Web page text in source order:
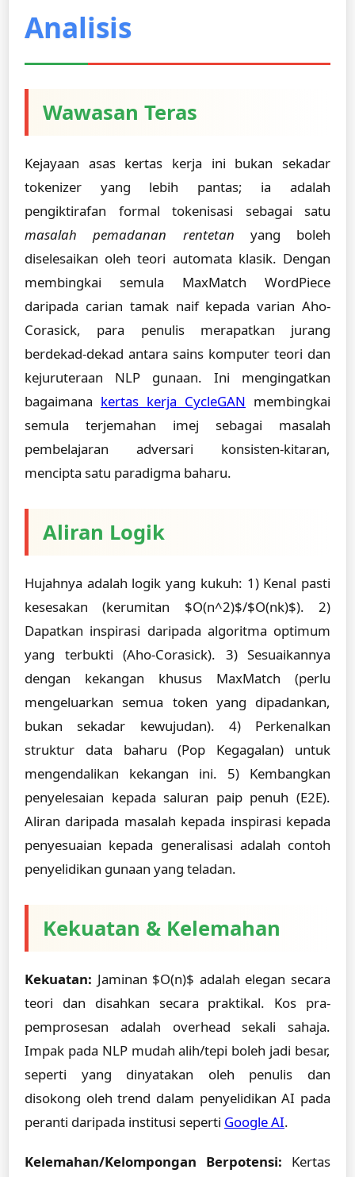
Analisis
Wawasan Teras
Kejayaan asas kertas kerja ini bukan sekadar
tokenizer yang lebih pantas; ia adalah
pengiktirafan formal tokenisasi sebagai satu
masalah pemadanan rentetan yang boleh
diselesaikan oleh teori automata klasik. Dengan
membingkai semula MaxMatch WordPiece
daripada carian tamak naif kepada varian Aho-
Corasick, para penulis merapatkan jurang
berdekad-dekad antara sains komputer teori dan
kejuruteraan NLP gunaan. Ini mengingatkan
bagaimana kertas kerja CycleGAN membingkai
semula terjemahan imej sebagai masalah
pembelajaran adversari konsisten-kitaran,
mencipta satu paradigma baharu.
Aliran Logik
Hujahnya adalah logik yang kukuh: 1) Kenal pasti
kesesakan (kerumitan $O(n^2)$/$O(nk)$). 2)
Dapatkan inspirasi daripada algoritma optimum
yang terbukti (Aho-Corasick). 3) Sesuaikannya
dengan kekangan khusus MaxMatch (perlu
mengeluarkan semua token yang dipadankan,
bukan sekadar kewujudan). 4) Perkenalkan
struktur data baharu (Pop Kegagalan) untuk
mengendalikan kekangan ini. 5) Kembangkan
penyelesaian kepada saluran paip penuh (E2E).
Aliran daripada masalah kepada inspirasi kepada
penyesuaian kepada generalisasi adalah contoh
penyelidikan gunaan yang teladan.
Kekuatan & Kelemahan
Kekuatan: Jaminan $O(n)$ adalah elegan secara
teori dan disahkan secara praktikal. Kos pra-
pemprosesan adalah overhead sekali sahaja.
Impak pada NLP mudah alih/tepi boleh jadi besar,
seperti yang dinyatakan oleh penulis dan
disokong oleh trend dalam penyelidikan AI pada
peranti daripada institusi seperti Google AI.
Kelemahan/Kelompongan Berpotensi: Kertas